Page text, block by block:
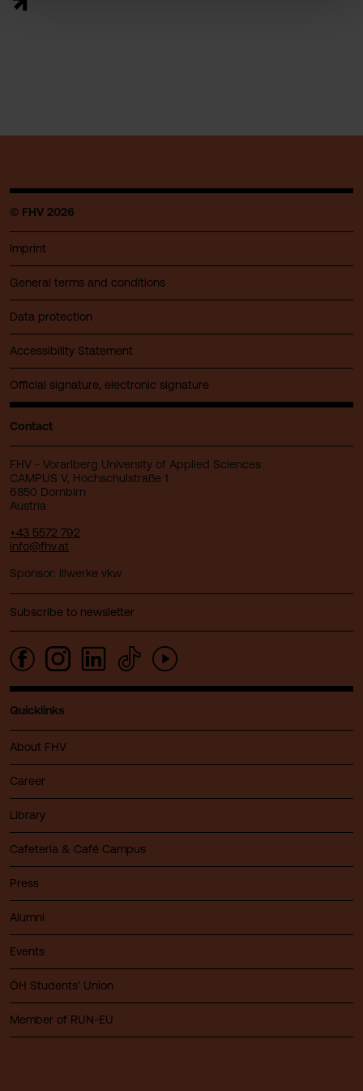
© FHV 2026
Imprint
General terms and conditions
Data protection
Accessibility Statement
Official signature, electronic signature
Contact
FHV - Vorarlberg University of Applied Sciences
CAMPUS V, Hochschulstraße 1
6850 Dornbirn
Austria
+43 5572 792
info@fhv.at
Sponsor: illwerke vkw
Subscribe to newsletter
Quicklinks
About FHV
Career
Library
Cafeteria & Café Campus
Press
Alumni
Events
ÖH Students' Union
Member of RUN-EU